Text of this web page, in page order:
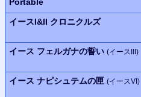
イースI&II クロニクルズ
イース フェルガナの誓い (イースIII)
イース ナピシュテムの匣 (イースVI)